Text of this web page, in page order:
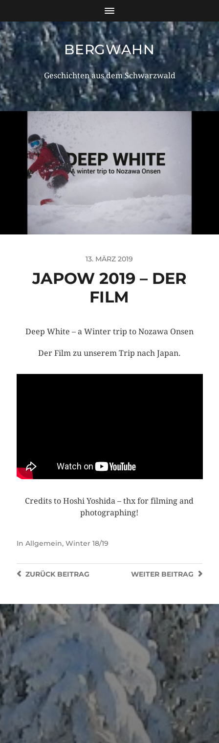
BERGWAHN
Geschichten aus dem Schwarzwald
13. MÄRZ 2019
JAPOW 2019 – DER
FILM
Deep White – a Winter trip to Nozawa Onsen
Der Film zu unserem Trip nach Japan.
Credits to Hoshi Yoshida – thx for filming and
photographing!
In Allgemein, Winter 18/19
WEITER BEITRAG
ZURÜCKBEITRAG